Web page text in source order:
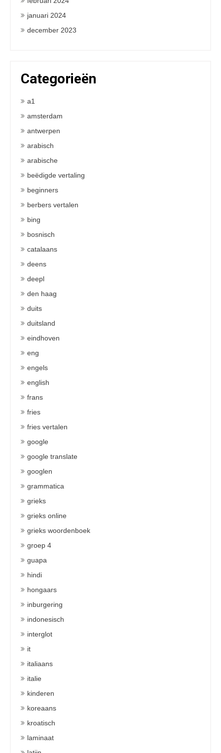
januari 2024
december 2023
Categorieën
a1
amsterdam
antwerpen
arabisch
arabische
beëdigde vertaling
beginners
berbers vertalen
bing
bosnisch
catalaans
deens
deepl
den haag
duits
duitsland
eindhoven
eng
engels
english
frans
fries
fries vertalen
google
google translate
googlen
grammatica
grieks
grieks online
grieks woordenboek
groep 4
guapa
hindi
hongaars
inburgering
indonesisch
interglot
it
italiaans
italie
kinderen
koreaans
kroatisch
laminaat